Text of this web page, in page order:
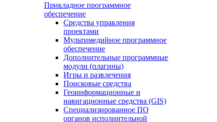
Прикладное программное
обеспечение
Средства управления
проектами
Мультимедийное программное
обеспечение
Дополнительные программные
модули (плагины)
Игры и развлечения
Поисковые средства
Геоинформационные и
навигационные средства (GIS)
Специализированное ПО
органов исполнительной